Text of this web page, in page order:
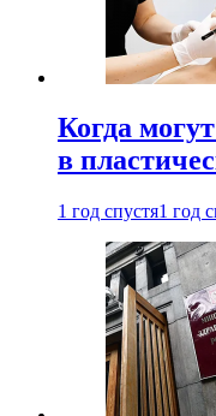
Когда
в
1 год спустя1 год